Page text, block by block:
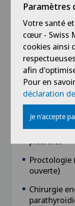
Résection
thoracique
Chirurgie
par
(Procédure
Chirurgie
compris
pleurales
ouverte)
Chirurgie
Paramètres
Votre santé
cœur - Swiss
cookies ainsi
afin
Pour en
déclaration
Je n'accepte